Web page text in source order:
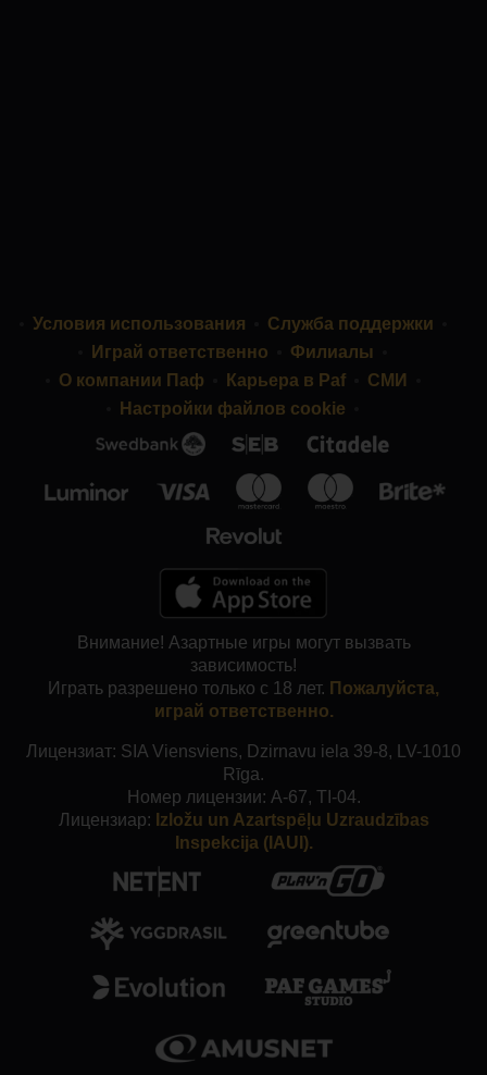
Условия использования
Служба поддержки
Играй ответственно
Филиалы
О компании Паф
Карьера в Paf
СМИ
Настройки файлов cookie
Внимание! Азартные игры могут вызвать
зависимость!
Играть разрешено только с 18 лет. Пожалуйста,
играй ответственно.
Лицензиат: SIA Viensviens, Dzirnavu iela 39-8, LV-1010
Rīga.
Номер лицензии: A-67, TI-04.
Лицензиар: Izložu un Azartspēļu Uzraudzības
Inspekcija (IAUI).